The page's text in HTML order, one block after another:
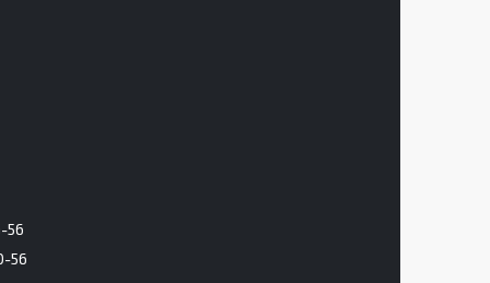
56
56